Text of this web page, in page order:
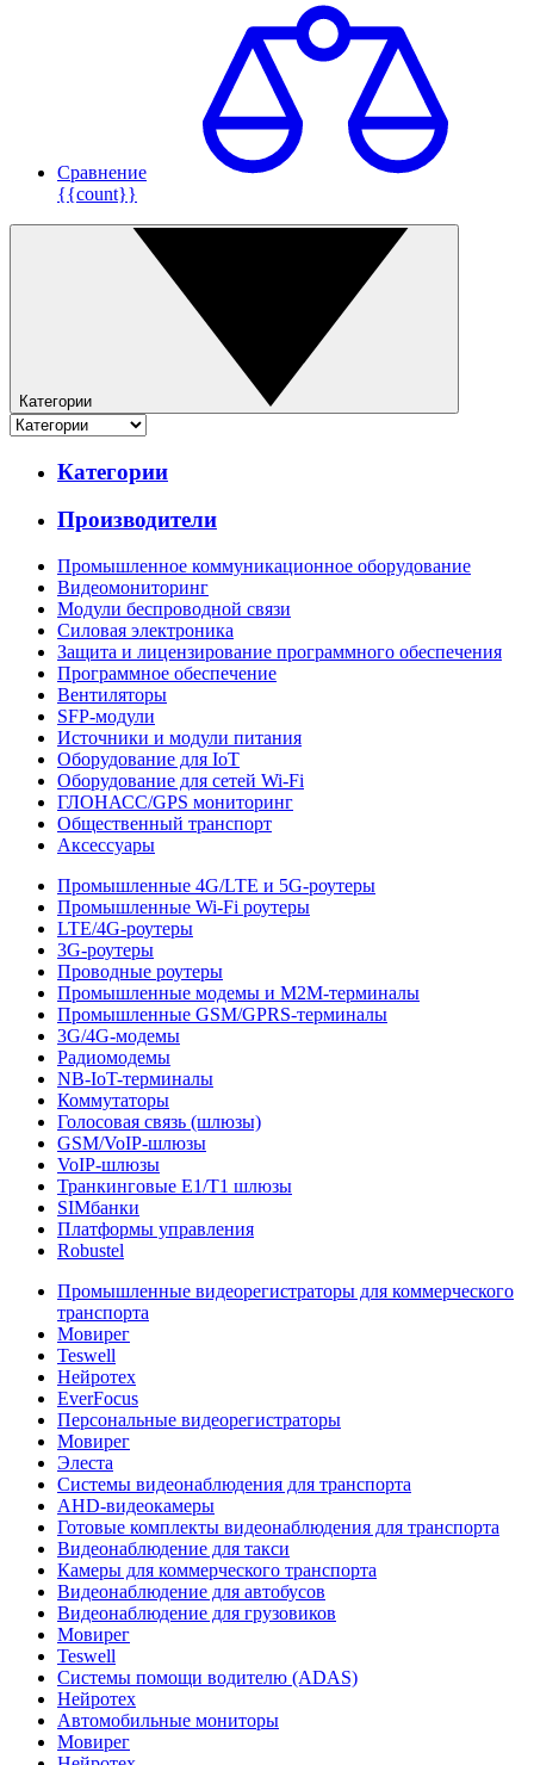
Сравнение
{{count}}
Категории
Категории
Производители
Промышленное коммуникационное оборудование
Видеомониторинг
Модули беспроводной связи
Силовая электроника
Защита и лицензирование программного обеспечения
Программное обеспечение
Вентиляторы
SFP-модули
Источники и модули питания
Оборудование для IoT
Оборудование для сетей Wi-Fi
ГЛОНАСС/GPS мониторинг
Общественный транспорт
Аксессуары
Промышленные 4G/LTE и 5G-роутеры
Промышленные Wi-Fi роутеры
LTE/4G-роутеры
3G-роутеры
Проводные роутеры
Промышленные модемы и M2M-терминалы
Промышленные GSM/GPRS-терминалы
3G/4G-модемы
Радиомодемы
NB-IoT-терминалы
Коммутаторы
Голосовая связь (шлюзы)
GSM/VoIP-шлюзы
VoIP-шлюзы
Транкинговые E1/T1 шлюзы
SIMбанки
Платформы управления
Robustel
Промышленные видеорегистраторы для коммерческого
транспорта
Мовирег
Teswell
Нейротех
EverFocus
Персональные видеорегистраторы
Мовирег
Элеста
Системы видеонаблюдения для транспорта
AHD-видеокамеры
Готовые комплекты видеонаблюдения для транспорта
Видеонаблюдение для такси
Камеры для коммерческого транспорта
Видеонаблюдение для автобусов
Видеонаблюдение для грузовиков
Мовирег
Teswell
Системы помощи водителю (ADAS)
Нейротех
Автомобильные мониторы
Мовирег